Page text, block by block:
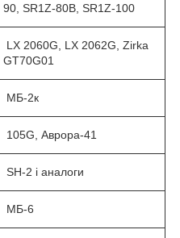
90, SR1Z-80B, SR1Z-100
LX 2060G, LX 2062G, Zirka
GT70G01
МБ-2к
105G, Аврора-41
SH-2 і аналоги
МБ-6